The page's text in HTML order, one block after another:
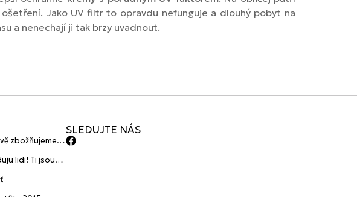
Jako UV filtr to opravdu nefunguje a dlouhý pobyt na
a nenechají ji tak brzy uvadnout.
zbožňujeme
lidi! Ti jsou
SLEDUJTE NÁS